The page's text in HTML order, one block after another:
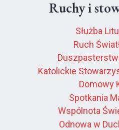
Ruchy i
Służba
Ruch
Katolickie
Domowy
Spotkania
Wspólnota
Odnowa w